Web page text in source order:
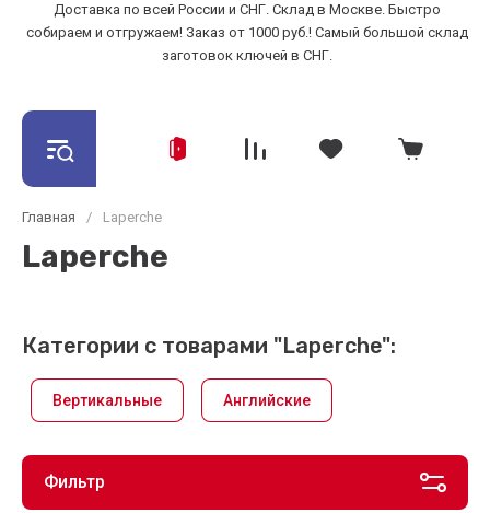
Доставка по всей России и СНГ. Склад в Москве. Быстро
собираем и отгружаем! Заказ от 1000 руб.! Самый большой склад
заготовок ключей в СНГ.
Главная / Laperche
Laperche
Категории с товарами "Laperche":
Вертикальные Английские
Фильтр